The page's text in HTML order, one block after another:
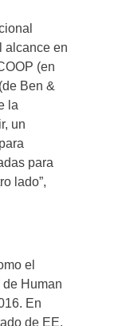
alcance en
(en
Ben &
la
un
para
lado”,
el
de Human
En
de EE.